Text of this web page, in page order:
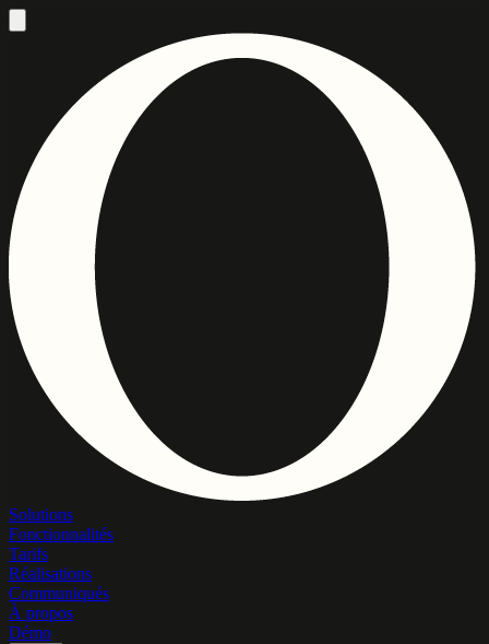
Solutions
Fonctionnalités
Tarifs
Réalisations
Communiqués
À propos
Démo